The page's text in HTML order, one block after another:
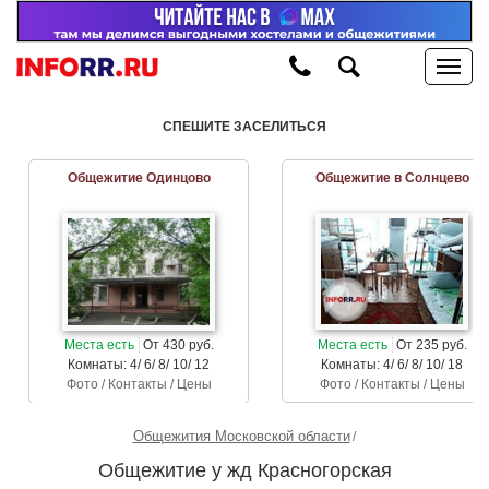
СПЕШИТЕ ЗАСЕЛИТЬСЯ
Общежитие Одинцово
Места есть От 430 руб.
Комнаты: 4/ 6/ 8/ 10/ 12
Фото / Контакты / Цены
Общежитие в Солнцево
Места есть От 235 руб.
Комнаты: 4/ 6/ 8/ 10/ 18
Фото / Контакты / Цены
Общежития Московской области
Общежитие у жд Красногорская